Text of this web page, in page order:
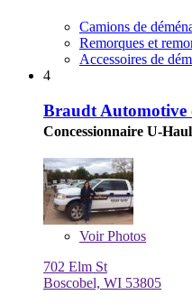
Camions de
Remorques et
Accessoires de
4
Braudt Automotive
Concessionnaire U-
VoirPhotos
702 Elm St
Boscobel, WI 53805